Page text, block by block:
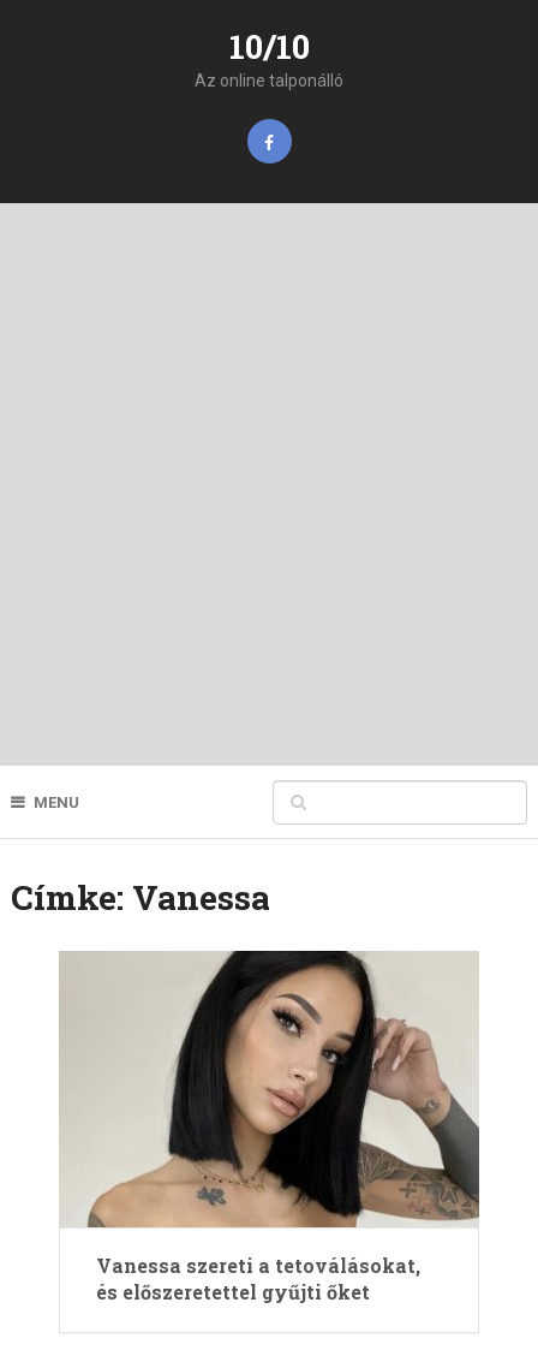
10/10
Az online talponálló
MENU
Címke: Va­nessa
Vanessa szereti a tetoválásokat,
és előszeretettel gyűjti őket